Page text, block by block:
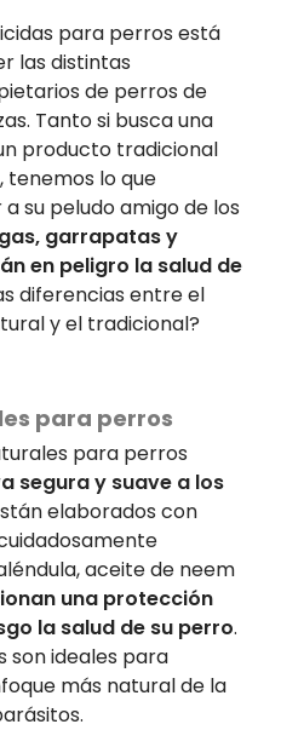
para perros está
las distintas
de perros de
Tanto si busca una
producto tradicional
lo que
su peludo amigo de los
garrapatas y
en peligro la salud de
diferencias entre el
y el tradicional?
para perros
para perros
segura y suave a los
elaborados con
aceite de neem
una protección
la salud de su perro.
son ideales para
más natural de la